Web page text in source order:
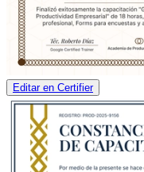
Editar en Certifier